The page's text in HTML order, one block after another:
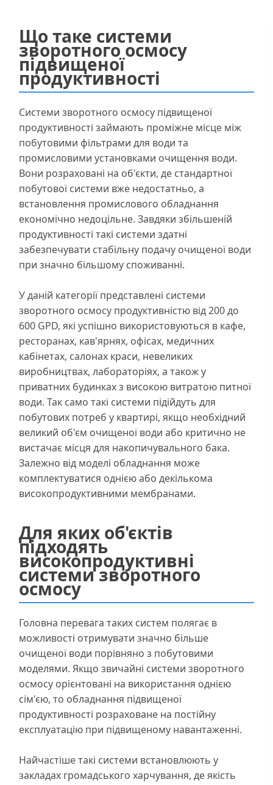
Що таке системи
зворотного осмосу
підвищеної
продуктивності
Системи зворотного осмосу підвищеної
продуктивності займають проміжне місце між
побутовими фільтрами для води та
промисловими установками очищення води.
Вони розраховані на об'єкти, де стандартної
побутової системи вже недостатньо, а
встановлення промислового обладнання
економічно недоцільне. Завдяки збільшеній
продуктивності такі системи здатні
забезпечувати стабільну подачу очищеної води
при значно більшому споживанні.
У даній категорії представлені системи
зворотного осмосу продуктивністю від 200 до
600 GPD, які успішно використовуються в кафе,
ресторанах, кав'ярнях, офісах, медичних
кабінетах, салонах краси, невеликих
виробництвах, лабораторіях, а також у
приватних будинках з високою витратою питної
води. Так само такі системи підійдуть для
побутових потреб у квартирі, якщо необхідний
великий об'єм очищеної води або критично не
вистачає місця для накопичувального бака.
Залежно від моделі обладнання може
комплектуватися однією або декількома
високопродуктивними мембранами.
Для яких об'єктів
підходять
високопродуктивні
системи зворотного
осмосу
Головна перевага таких систем полягає в
можливості отримувати значно більше
очищеної води порівняно з побутовими
моделями. Якщо звичайні системи зворотного
осмосу орієнтовані на використання однією
сім'єю, то обладнання підвищеної
продуктивності розраховане на постійну
експлуатацію при підвищеному навантаженні.
Найчастіше такі системи встановлюють у
закладах громадського харчування, де якість